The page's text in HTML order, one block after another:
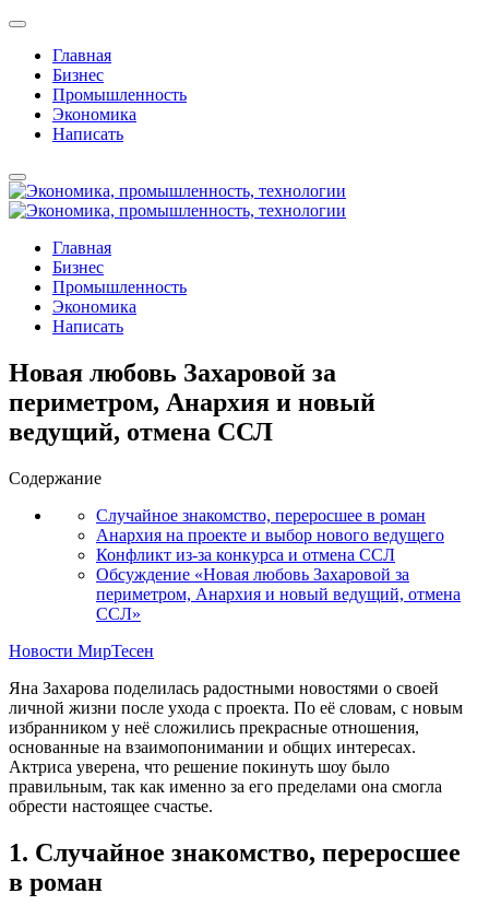
Главная
Бизнес
Промышленность
Экономика
Написать
Главная
Бизнес
Промышленность
Экономика
Написать
Новая любовь Захаровой за
периметром, Анархия и новый
ведущий, отмена ССЛ
Содержание
Случайное знакомство, переросшее в роман
Анархия на проекте и выбор нового ведущего
Конфликт из-за конкурса и отмена ССЛ
Обсуждение «Новая любовь Захаровой за
периметром, Анархия и новый ведущий, отмена
ССЛ»
Новости МирТесен
Яна Захарова поделилась радостными новостями о своей
личной жизни после ухода с проекта. По её словам, с новым
избранником у неё сложились прекрасные отношения,
основанные на взаимопонимании и общих интересах.
Актриса уверена, что решение покинуть шоу было
правильным, так как именно за его пределами она смогла
обрести настоящее счастье.
1. Случайное знакомство, переросшее
в роман